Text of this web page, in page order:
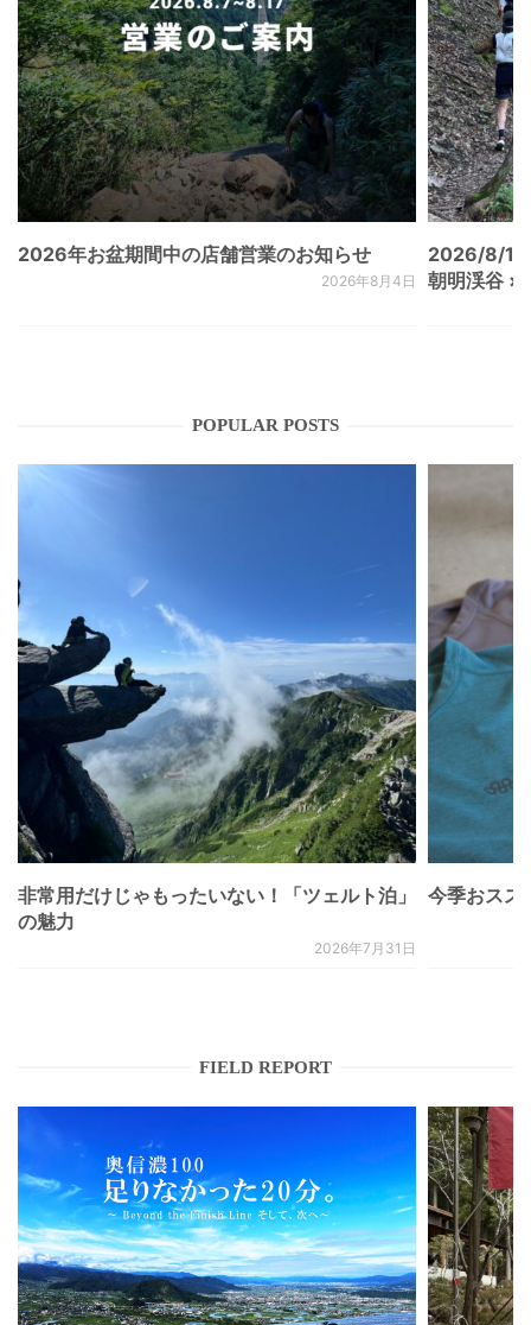
2026年お盆期間中の店舗営業のお知らせ
2026年8月4日
2026/8/
朝明渓谷 ×
POPULAR POSTS
非常用だけじゃもったいない！「ツェルト泊」
の魅力
2026年7月31日
今季おスス
FIELD REPORT